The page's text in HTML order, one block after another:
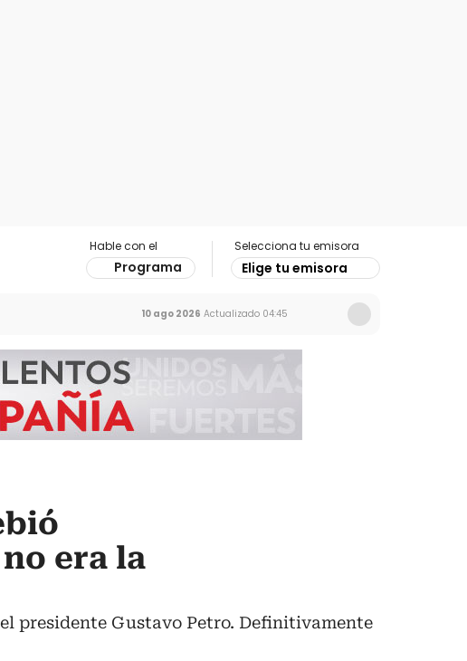
Hable con el
Programa
Selecciona tu emisora
Elige tu emisora
10 ago 2026 Actualizado 04:45
era la
el presidente Gustavo Petro. Definitivamente